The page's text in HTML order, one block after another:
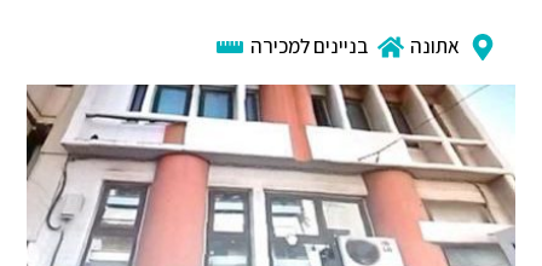
אתונה בניינים למכירה